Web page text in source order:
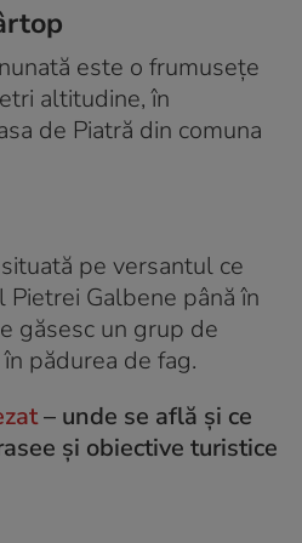
este o frumusețe
altitudine, în
de Piatră din comuna
pe versantul ce
Galbene până în
găsesc un grup de
pădurea de fag.
– unde se află și ce
și obiective turistice